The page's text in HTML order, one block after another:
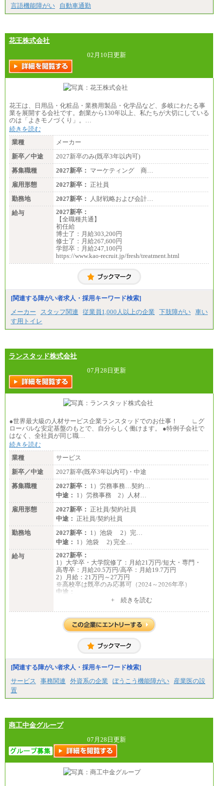
エリアサポート職 月給188,000円
訪日事業職 月給202,000～227,000円＋地域間調整
給
※詳細はJTBキャリアサイトよりご確認ください。
■(株)JTBビジネストランスフォーム
総合職 月給205,000～225,000円＋地域間調整給
※詳細はJTBキャリアサイトよりご確認ください。
■(株)JTBデータサービス ※2027年新卒募集終了
※詳細はJTBキャリアサイトよりご確認ください。
■I&Jデジタルイノベーション(株)
総合職 月給224,500～242,600円＋地域手当
※詳細はJTBキャリアサイトよりご確認ください。
＜有期社員コース＞
■(株)JTBビジネストランスフォーム
有期契約職 月給185,000～195,000円
※詳細はJTBキャリアサイトよりご確認ください。
■(株)JTBパブリッシング ※2027年新卒募集終了
総合職 月給241,000円
中途：
①月給227,000円以上
②月給212,000円以上
③月給172,500円以上
④月給23万円～37万円
⑥月給33万円～48万円
⑦月給271,000円以上
⑧～⑮月給200,000円〜月給400,000円
⑯月給185,000円以上
⑰月給237,000円以上
⑱月給212,000円以上
㉒月給185,000 円以上
㉓月給224,500円以上
異なります
※試用期間中も給与に変更はございません。
言語機能障がい 自動車通勤
花王株式会社
02月10日更新
花王は、日用品・化粧品・業務用製品・化学品など、多岐にわたる事
業を展開する会社です。創業から130年以上、私たちが大切にしている
のは「よきモノづくり」。…
続きを読む
業種
メーカー
新卒／中途
2027新卒のみ(既卒3年以内可)
募集職種
2027新卒： マーケティング 商…
雇用形態
2027新卒： 正社員
勤務地
2027新卒：
人財戦略および会計…
給与
2027新卒：
【全職種共通】
初任給
博士了：月給303,200円
修士了：月給267,600円
学部卒：月給247,100円
https://www.kao-recruit.jp/fresh/treatment.html
[関連する障がい者求人・採用キーワード検索]
メーカー
スタッフ関連 従業員1,000人以上の企業 下肢障がい 車い
す用トイレ
ランスタッド株式会社
07月28日更新
●世界最大級の人材サービス企業ランスタッドでのお仕事！ ∟グ
ローバルな安定基盤のもとで、自分らしく働けます。 ●特例子会社で
はなく、全社員が同じ職…
続きを読む
業種
サービス
新卒／中途
2027新卒(既卒3年以内可)・中途
募集職種
2027新卒： 1）労務事務…契約…
中途： 1）労務事務 2）人材…
雇用形態
2027新卒： 正社員/契約社員
中途： 正社員/契約社員
勤務地
2027新卒： 1）池袋 2）完…
中途： 1）池袋 2) 完全…
給与
2027新卒：
1）大学卒・大学院修了：月給21万円/短大・専門・
高専卒：月給20.5万円/高卒：月給19.7万円
2）月給：21万円～27万円
※高校卒は既卒のみ応募可（2024～2026年卒）
中途：
1）月給：21万円～25万円+ 続きを読む
[関連する障がい者求人・採用キーワード検索]
サービス
事務関連 外資系の企業 ぼうこう機能障がい
産業医の設
置
商工中金グループ
07月28日更新